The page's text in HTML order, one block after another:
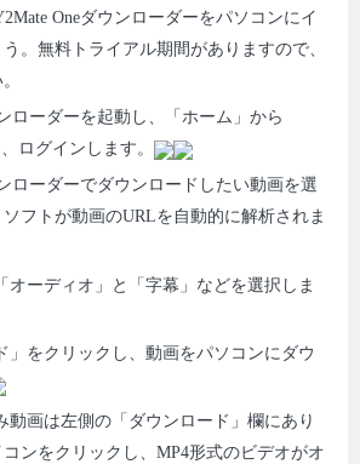
Oneダウンローダーをパソコンにイ
。無料トライアル期間がありますので、
ローダーを起動し、「ホーム」から
ログインします。
ローダーでダウンロードしたい動画を選
フトが動画のURLを自動的に解析されま
オーディオ」と「字幕」などを選択しま
」をクリックし、動画をパソコンにダウ
動画は左側の「ダウンロード」欄にあり
ンをクリックし、MP4形式のビデオがオ